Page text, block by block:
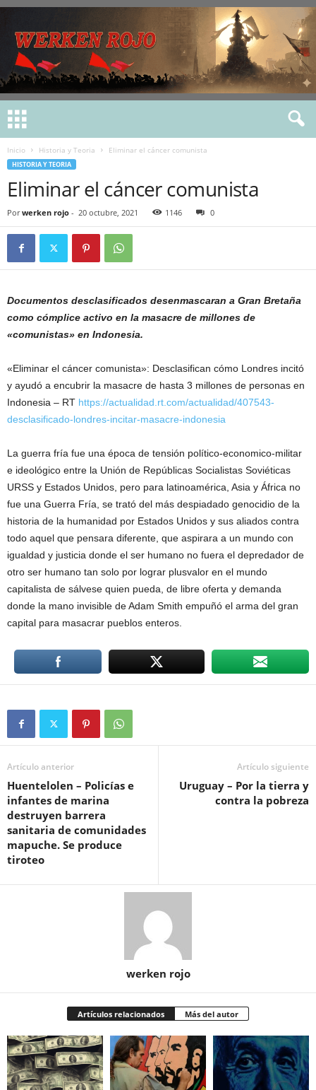
Inicio Historia y Teoria Eliminar el cáncer comunista
HISTORIA Y TEORIA
Eliminar el cáncer comunista
Por werken rojo - 20 octubre, 2021 1146 0
Documentos desclasificados desenmascaran a Gran Bretaña
como cómplice activo en la masacre de millones de
«comunistas» en Indonesia.
«Eliminar el cáncer comunista»: Desclasifican cómo Londres incitó
y ayudó a encubrir la masacre de hasta 3 millones de personas en
Indonesia – RT https://actualidad.rt.com/actualidad/407543-
desclasificado-londres-incitar-masacre-indonesia
La guerra fría fue una época de tensión político-economico-militar
e ideológico entre la Unión de Repúblicas Socialistas Soviéticas
URSS y Estados Unidos, pero para latinoamérica, Asia y África no
fue una Guerra Fría, se trató del más despiadado genocidio de la
historia de la humanidad por Estados Unidos y sus aliados contra
todo aquel que pensara diferente, que aspirara a un mundo con
igualdad y justicia donde el ser humano no fuera el depredador de
otro ser humano tan solo por lograr plusvalor en el mundo
capitalista de sálvese quien pueda, de libre oferta y demanda
donde la mano invisible de Adam Smith empuñó el arma del gran
capital para masacrar pueblos enteros.
Artículo anterior
Huentelolen – Policías e
infantes de marina
destruyen barrera
sanitaria de comunidades
mapuche. Se produce
tiroteo
Artículo siguiente
Uruguay – Por la tierra y
contra la pobreza
werken rojo
Artículos relacionados Más del autor